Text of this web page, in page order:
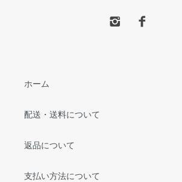
ホーム
配送・送料について
返品について
支払い方法について